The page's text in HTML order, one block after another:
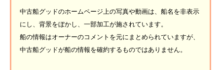
中古船グッドのホームページ上の写真や動画は、船名を非表示
にし、背景をぼかし、一部加工が施されています。
船の情報はオーナーのコメントを元にまとめられていますが、
中古船グッドが船の情報を確約するものではありません。